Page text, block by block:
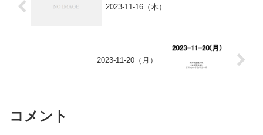
2023-11-16（木）
2023-11-20（月）
コメント